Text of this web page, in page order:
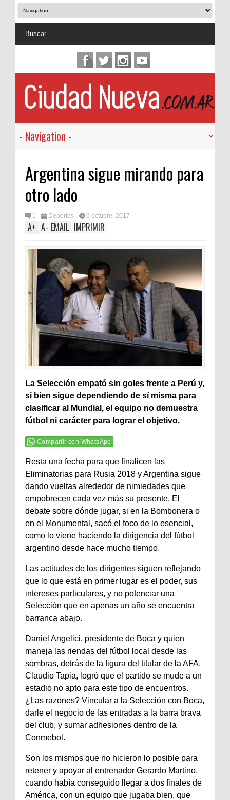
Argentina sigue mirando para
otro lado
1 Deportes 6 octubre, 2017
A+ A- EMAIL IMPRIMIR
La Selección empató sin goles frente a Perú y,
si bien sigue dependiendo de sí misma para
clasificar al Mundial, el equipo no demuestra
fútbol ni carácter para lograr el objetivo.
Compartir con WhatsApp
Resta una fecha para que finalicen las
Eliminatorias para Rusia 2018 y Argentina sigue
dando vueltas alrededor de nimiedades que
empobrecen cada vez más su presente. El
debate sobre dónde jugar, si en la Bombonera o
en el Monumental, sacó el foco de lo esencial,
como lo viene haciendo la dirigencia del fútbol
argentino desde hace mucho tiempo.
Las actitudes de los dirigentes siguen reflejando
que lo que está en primer lugar es el poder, sus
intereses particulares, y no potenciar una
Selección que en apenas un año se encuentra
barranca abajo.
Daniel Angelici, presidente de Boca y quien
maneja las riendas del fútbol local desde las
sombras, detrás de la figura del titular de la AFA,
Claudio Tapia, logró que el partido se mude a un
estadio no apto para este tipo de encuentros.
¿Las razones? Vincular a la Selección con Boca,
darle el negocio de las entradas a la barra brava
del club, y sumar adhesiones dentro de la
Conmebol.
Son los mismos que no hicieron lo posible para
retener y apoyar al entrenador Gerardo Martino,
cuando había conseguido llegar a dos finales de
América, con un equipo que jugaba bien, que